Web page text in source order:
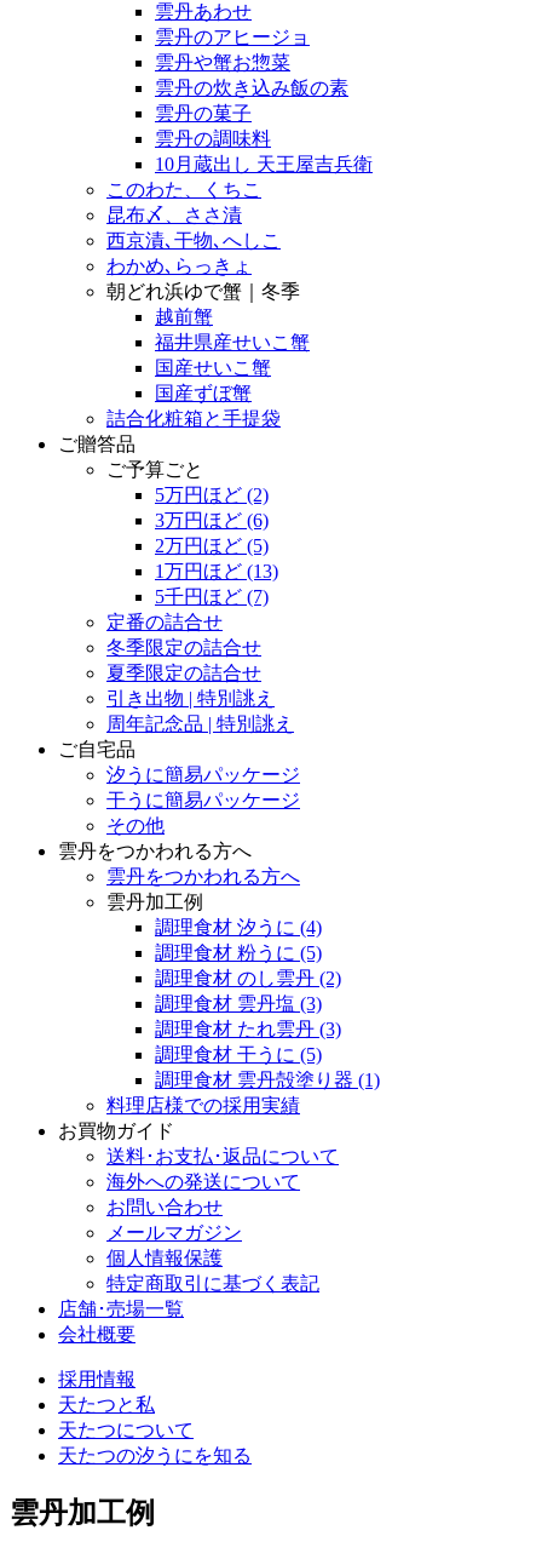
雲丹あわせ
雲丹のアヒージョ
雲丹や蟹お惣菜
雲丹の炊き込み飯の素
雲丹の菓子
雲丹の調味料
10月蔵出し 天王屋吉兵衛
このわた、くちこ
昆布〆、ささ漬
西京漬､干物､へしこ
わかめ､らっきょ
朝どれ浜ゆで蟹｜冬季
越前蟹
福井県産せいこ蟹
国産せいこ蟹
国産ずぼ蟹
詰合化粧箱と手提袋
ご贈答品
ご予算ごと
5万円ほど (2)
3万円ほど (6)
2万円ほど (5)
1万円ほど (13)
5千円ほど (7)
定番の詰合せ
冬季限定の詰合せ
夏季限定の詰合せ
引き出物 | 特別誂え
周年記念品 | 特別誂え
ご自宅品
汐うに簡易パッケージ
干うに簡易パッケージ
その他
雲丹をつかわれる方へ
雲丹をつかわれる方へ
雲丹加工例
調理食材 汐うに (4)
調理食材 粉うに (5)
調理食材 のし雲丹 (2)
調理食材 雲丹塩 (3)
調理食材 たれ雲丹 (3)
調理食材 干うに (5)
調理食材 雲丹殻塗り器 (1)
料理店様での採用実績
お買物ガイド
送料･お支払･返品について
海外への発送について
お問い合わせ
メールマガジン
個人情報保護
特定商取引に基づく表記
店舗･売場一覧
会社概要
採用情報
天たつと私
天たつについて
天たつの汐うにを知る
雲丹加工例